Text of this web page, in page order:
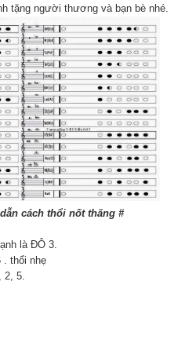
tặng người thương và bạn bè nhé.
cách thổi nốt thăng #
là ĐÔ 3.
. thổi nhẹ
2, 5.